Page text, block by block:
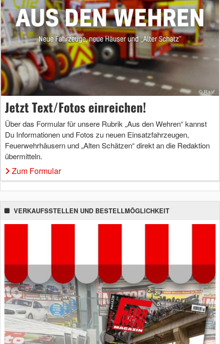
Jetzt Text/Fotos einreichen!
Über das Formular für unsere Rubrik „Aus den Wehren“ kannst
Du Informationen und Fotos zu neuen Einsatzfahrzeugen,
Feuerwehrhäusern und „Alten Schätzen“ direkt an die Redaktion
übermitteln.
Zum Formular
VERKAUFSSTELLEN UND BESTELLMÖGLICHKEIT